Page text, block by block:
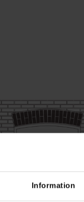
Information
balk